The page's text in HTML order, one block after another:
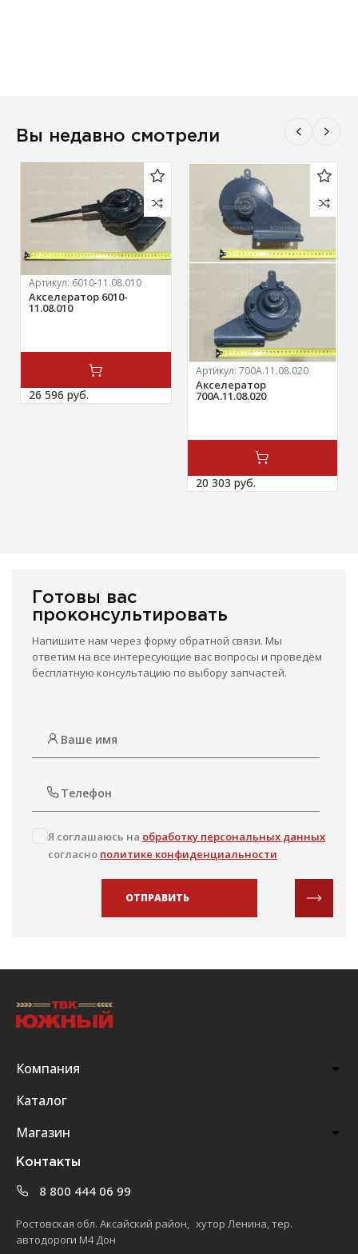
Вы недавно смотрели
Артикул: 6010-11.08.010
Акселератор 6010-
11.08.010
26 596 руб.
Артикул: 700А.11.08.020
Акселератор
700А.11.08.020
20 303 руб.
Готовы вас
проконсультировать
Напишите нам через форму обратной связи. Мы
ответим на все интересующие вас вопросы и проведём
бесплатную консультацию по выбору запчастей.
Я соглашаюсь на обработку персональных данных
согласно политике конфиденциальности
ОТПРАВИТЬ
Компания
Каталог
Магазин
Контакты
8 800 444 06 99
Ростовская обл. Аксайский район, хутор Ленина, тер.
автодороги М4 Дон